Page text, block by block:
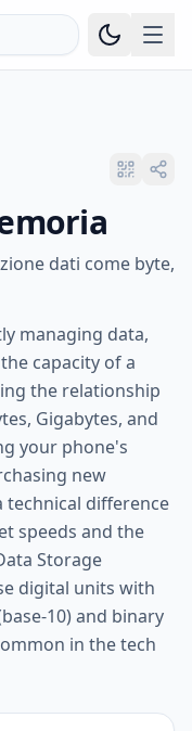
dati come byte,
managing data,
capacity of a
the relationship
Gigabytes, and
your phone's
new
technical difference
speeds and the
Storage
digital units with
10) and binary
in the tech